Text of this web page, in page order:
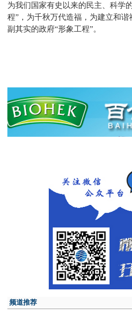
为我们国家有史以来的民主、科学
程”，为千秋万代造福，为建立和谐
副其实的政府“形象工程”。
频道推荐